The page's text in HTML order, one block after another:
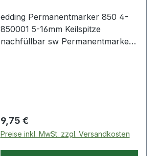
edding Permanentmarker 850 4-
850001 5-16mm Keilspitze
nachfüllbar sw Permanentmarker
Regulärer Preis:
9,75 €
Preise inkl. MwSt. zzgl. Versandkosten